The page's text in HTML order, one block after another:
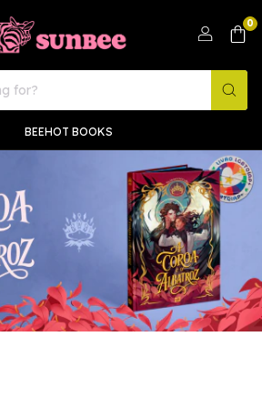
0
BEEHOT BOOKS